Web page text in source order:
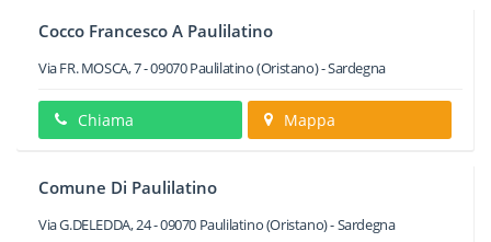
Cocco Francesco A Paulilatino
Via FR. MOSCA, 7-09070Paulilatino(Oristano) -Sardegna
Chiama Mappa
Comune Di Paulilatino
Via G.DELEDDA, 24-09070 Paulilatino(Oristano) -Sardegna